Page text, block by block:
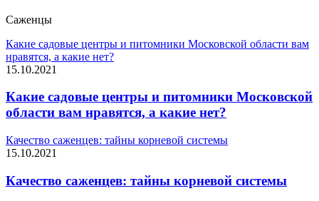
Саженцы
Какие садовые центры и питомники Московской области вам
нравятся, а какие нет?
15.10.2021
Какие садовые центры и питомники Московской
области вам нравятся, а какие нет?
Качество саженцев: тайны корневой системы
15.10.2021
Качество саженцев: тайны корневой системы